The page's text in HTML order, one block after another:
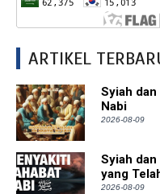
ARTIKEL
Syiah
Nabi
2026-08-09
Syiah
yang
2026-08-09